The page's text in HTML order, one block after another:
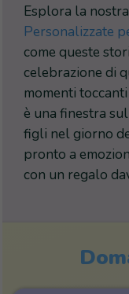
Esplora la
Personalizzate
come queste
celebrazione di
momenti
è una finestra
figli nel giorno
pronto a
con un regalo